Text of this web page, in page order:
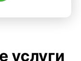
услуги